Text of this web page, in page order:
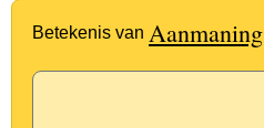
Betekenis van Aanmaning